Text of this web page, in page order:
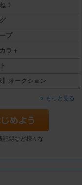
！
プ
ラ＋
】オークション
もっと見る
記録など様々な